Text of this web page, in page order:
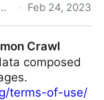
· Feb 24, 2023
Crawl
composed
terms-of-use/